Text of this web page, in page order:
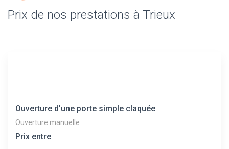
Prix de nos prestations à Trieux
Ouverture d'une porte simple claquée
Ouverture manuelle
Prix entre